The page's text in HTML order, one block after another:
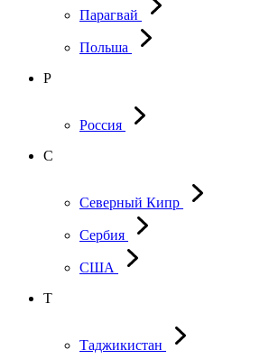
Парагвай
Польша
Р
Россия
С
Северный Кипр
Сербия
США
Т
Таджикистан